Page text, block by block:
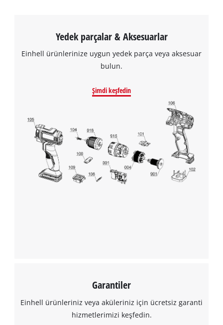
Yedek parçalar & Aksesuarlar
Einhell ürünlerinize uygun yedek parça veya aksesuar
bulun.
Şimdi keşfedin
Garantiler
Einhell ürünleriniz veya aküleriniz için ücretsiz garanti
hizmetlerimizi keşfedin.